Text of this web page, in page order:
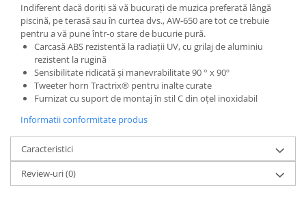
Indiferent dacă doriți să vă bucurați de muzica preferată lângă
piscină, pe terasă sau în curtea dvs., AW-650 are tot ce trebuie
pentru a vă pune într-o stare de bucurie pură.
Carcasă ABS rezistentă la radiații UV, cu grilaj de aluminiu
rezistent la rugină
Sensibilitate ridicată și manevrabilitate 90 ° x 90º
Tweeter horn Tractrix® pentru inalte curate
Furnizat cu suport de montaj în stil C din oțel inoxidabil
Informatii conformitate produs
Caracteristici
Review-uri(0)